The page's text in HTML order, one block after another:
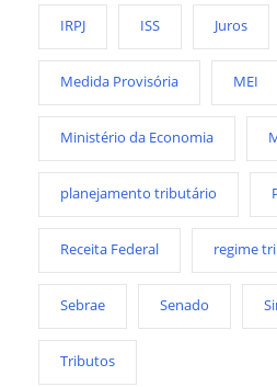
IRPJ ISS Juros
Medida Provisória MEI
Ministério da Economia
planejamento tributário
Receita Federal regime
Sebrae Senado
Tributos